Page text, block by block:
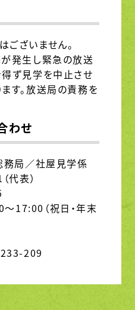
ざいません。
発生し緊急の放送
ず見学を中止させ
す。放送局の責務を
わせ
局／社屋見学係
代表）
17:00（祝日・年末
209